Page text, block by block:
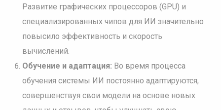
Развитие графических процессоров (GPU) и
специализированных чипов для ИИ значительно
повысило эффективность и скорость
вычислений.
Обучение и адаптация: Во время процесса
обучения системы ИИ постоянно адаптируются,
совершенствуя свои модели на основе новых